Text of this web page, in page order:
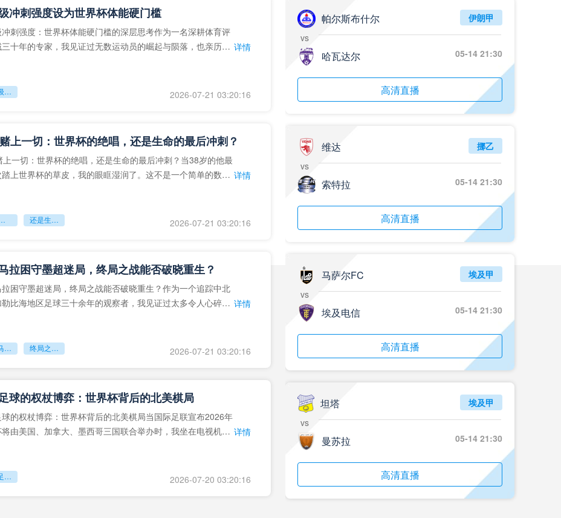
标签
标签
2025年5月24日
标签
欧联杯决赛
标签
标签
标签
2024年5月21日 足协杯第3轮
标签
2024年5月21日
标签
比赛录像
标签
比赛录像 成都蓉城
标签
标签
比赛录像
05月22日 水晶宫vs狼队 全场录像回放
冲刺强度设为世界杯体能硬门槛
刺强度：世界杯体能硬门槛的深层思考作为一名深耕体育评
十年的专家，我见证过无数运动员的崛起与陨落，也亲历了 详情
职业级冲刺强度设为世界杯体能硬门槛 2026-07-21 03:20:16
上一切：世界杯的绝唱，还是生命的最后冲刺？
上一切：世界杯的绝唱，还是生命的最后冲刺？当38岁的他最
上世界杯的草皮，我的眼眶湿润了。这不是一个简单的数
详情
：世界杯的绝唱 还是生命的最后冲刺？ 2026-07-21 03:20:16
拉困守墨超迷局，终局之战能否破晓重生？
困守墨超迷局，终局之战能否破晓重生？作为一个追踪中北
比海地区足球三十余年的观察者，我见证过太多令人心碎的 详情
危地马拉困守墨超迷局 终局之战能否破晓重生？ 2026-07-21 03:20:16
球的权杖博弈：世界杯背后的北美棋局
的权杖博弈：世界杯背后的北美棋局当国际足联宣布2026年
由美国、加拿大、墨西哥三国联合举办时，我坐在电视机
详情
北境足球的权杖博弈：世界杯背后的北美棋局 2026-07-20 03:20:16
帕尔斯布什尔
vs
哈瓦达尔
伊朗甲
05-14 21:30
高清直播
维达
vs
索特拉
挪乙
05-14 21:30
高清直播
马萨尔FC
vs
埃及电信
埃及甲
05-14 21:30
高清直播
坦塔
vs
曼苏拉
埃及甲
05-14 21:30
高清直播